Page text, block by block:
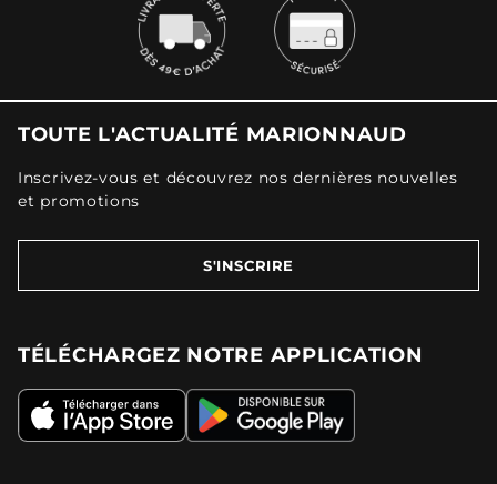
TOUTE L'ACTUALITÉ MARIONNAUD
Inscrivez-vous et découvrez nos dernières nouvelles
et promotions
S'INSCRIRE
TÉLÉCHARGEZ NOTRE APPLICATION